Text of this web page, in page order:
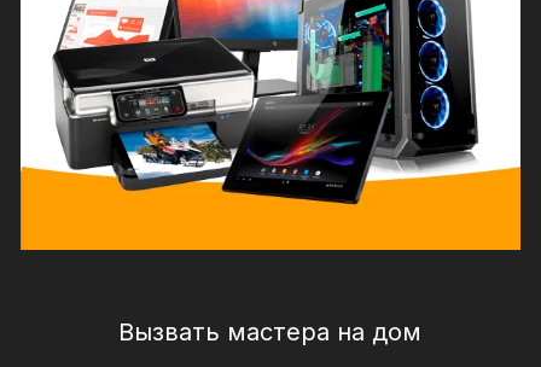
Вызвать мастера на дом